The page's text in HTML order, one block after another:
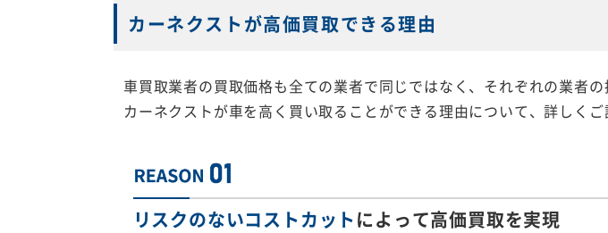
カーネクストが高価買取できる理由
車買取業者の買取価格も全ての業者で同じではなく、それぞれの業者
カーネクストが車を高く買い取ることができる理由について、詳しくご
リスクのないコストカットによって高価買取を実現